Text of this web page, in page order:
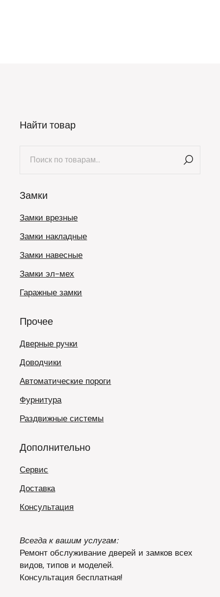
Найти товар
Замки
Замки врезные
Замки накладные
Замки навесные
Замки эл-мех
Гаражные замки
Прочее
Дверные ручки
Доводчики
Автоматические пороги
Фурнитура
Раздвижные системы
Дополнительно
Сервис
Доставка
Консультация
Всегда к вашим услугам:
Ремонт обслуживание дверей и замков всех
видов, типов и моделей.
Консультация бесплатная!